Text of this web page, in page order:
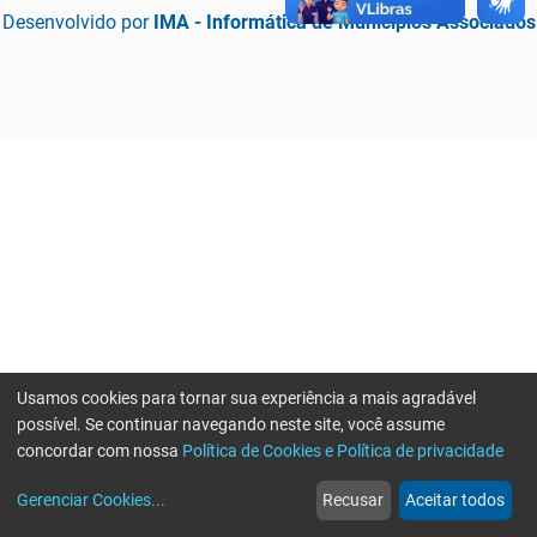
Desenvolvido por IMA - Informática de Municípios Associados
web
Notícias
more_horiz
Mais
Usamos cookies para tornar sua experiência a mais agradável
possível. Se continuar navegando neste site, você assume
concordar com nossa Política de Cookies e Política de privacidade
Gerenciar Cookies... Recusar Aceitar todos
Erro ao enviar informações, por favor tente novamente